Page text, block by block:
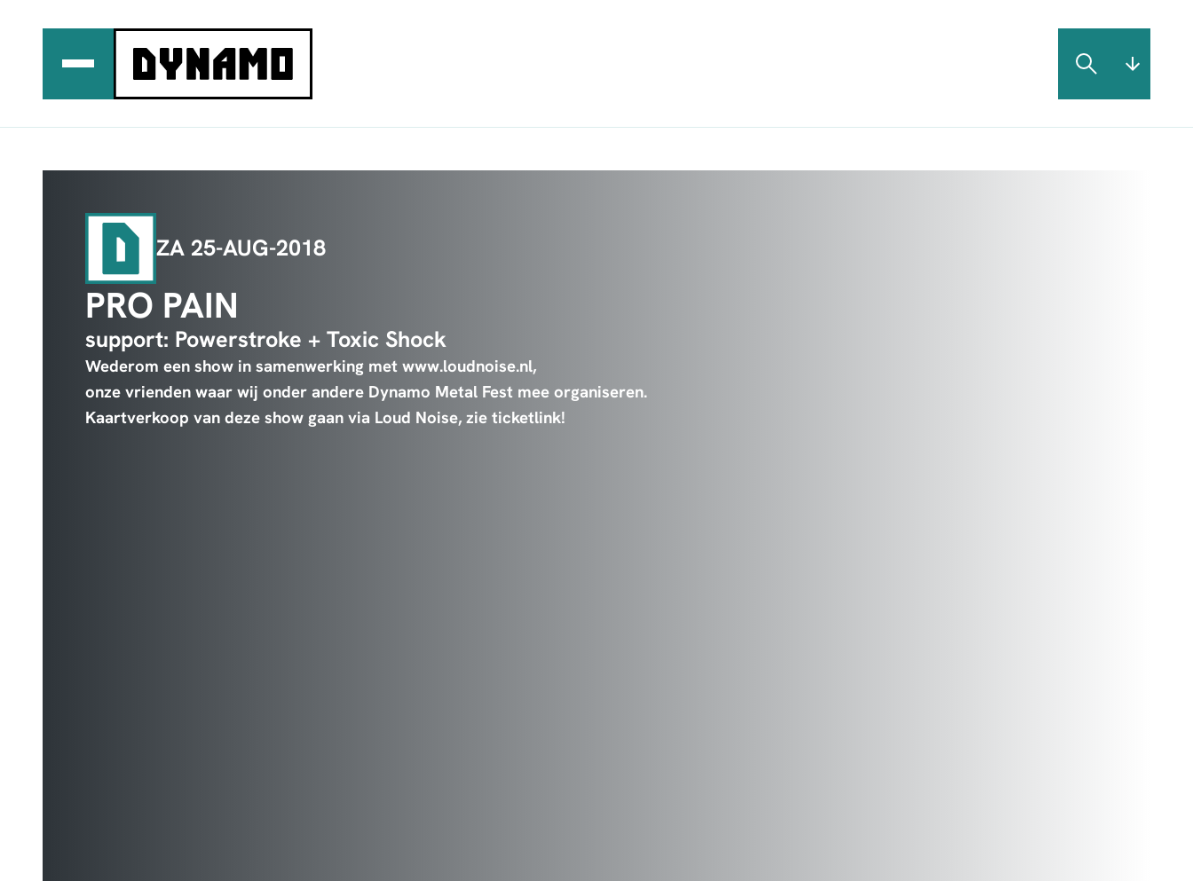
ZA 25-AUG-2018
PRO PAIN
support: Powerstroke + Toxic Shock
Wederom een show in samenwerking met www.loudnoise.nl,
onze vrienden waar wij onder andere Dynamo Metal Fest mee organiseren.
Kaartverkoop van deze show gaan via Loud Noise, zie ticketlink!